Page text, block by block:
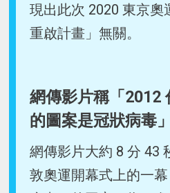
現出此次 2020 東京奧
重啟計畫」無關。
網傳影片稱「2012
的圖案是冠狀病毒
網傳影片大約 8 分 43
敦奧運開幕式上的一